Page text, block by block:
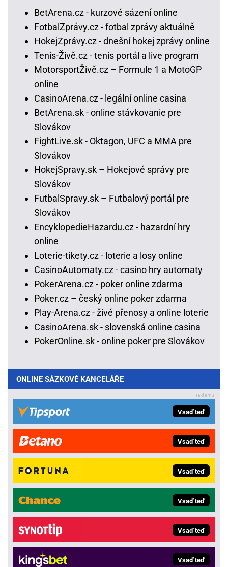
BetArena.cz - kurzové sázení online
FotbalZprávy.cz - fotbal zprávy aktuálně
HokejZprávy.cz - dnešní hokej zprávy online
Tenis-Živě.cz - tenis portál a live program
MotorsportŽivě.cz – Formule 1 a MotoGP
online
CasinoArena.cz - legální online casina
BetArena.sk - online stávkovanie pre
Slovákov
FightLive.sk - Oktagon, UFC a MMA pre
Slovákov
HokejSpravy.sk – Hokejové správy pre
Slovákov
FutbalSpravy.sk – Futbalový portál pre
Slovákov
EncyklopedieHazardu.cz - hazardní hry
online
Loterie-tikety.cz - loterie a losy online
CasinoAutomaty.cz - casino hry automaty
PokerArena.cz - poker online zdarma
Poker.cz – český online poker zdarma
Play-Arena.cz - živé přenosy a online loterie
CasinoArena.sk - slovenská online casina
PokerOnline.sk - online poker pre Slovákov
ONLINE SÁZKOVÉ KANCELÁŘE
Vsaď teď
Vsaď teď
Vsaď teď
Vsaď teď
Vsaď teď
Vsaď teď